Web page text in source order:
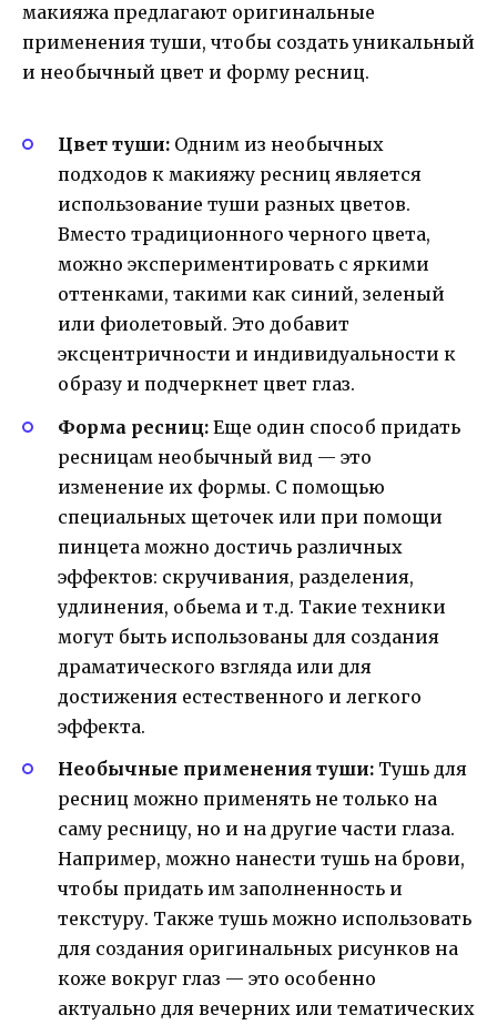
макияжа предлагают оригинальные
применения туши, чтобы создать уникальный
и необычный цвет и форму ресниц.
Цвет туши: Одним из необычных
подходов к макияжу ресниц является
использование туши разных цветов.
Вместо традиционного черного цвета,
можно экспериментировать с яркими
оттенками, такими как синий, зеленый
или фиолетовый. Это добавит
эксцентричности и индивидуальности к
образу и подчеркнет цвет глаз.
Форма ресниц: Еще один способ придать
ресницам необычный вид — это
изменение их формы. С помощью
специальных щеточек или при помощи
пинцета можно достичь различных
эффектов: скручивания, разделения,
удлинения, обьема и т.д. Такие техники
могут быть использованы для создания
драматического взгляда или для
достижения естественного и легкого
эффекта.
Необычные применения туши: Тушь для
ресниц можно применять не только на
саму ресницу, но и на другие части глаза.
Например, можно нанести тушь на брови,
чтобы придать им заполненность и
текстуру. Также тушь можно использовать
для создания оригинальных рисунков на
коже вокруг глаз — это особенно
актуально для вечерних или тематических